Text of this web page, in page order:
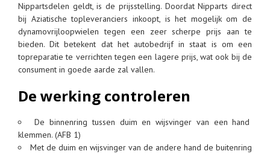
Nippartsdelen geldt, is de prijsstelling. Doordat Nipparts direct
bij Aziatische topleveranciers inkoopt, is het mogelijk om de
dynamovrijloopwielen tegen een zeer scherpe prijs aan te
bieden. Dit betekent dat het autobedrijf in staat is om een
topreparatie te verrichten tegen een lagere prijs, wat ook bij de
consument in goede aarde zal vallen.
De werking controleren
De binnenring tussen duim en wijsvinger van een hand
klemmen. (AFB 1)
Met de duim en wijsvinger van de andere hand de buitenring